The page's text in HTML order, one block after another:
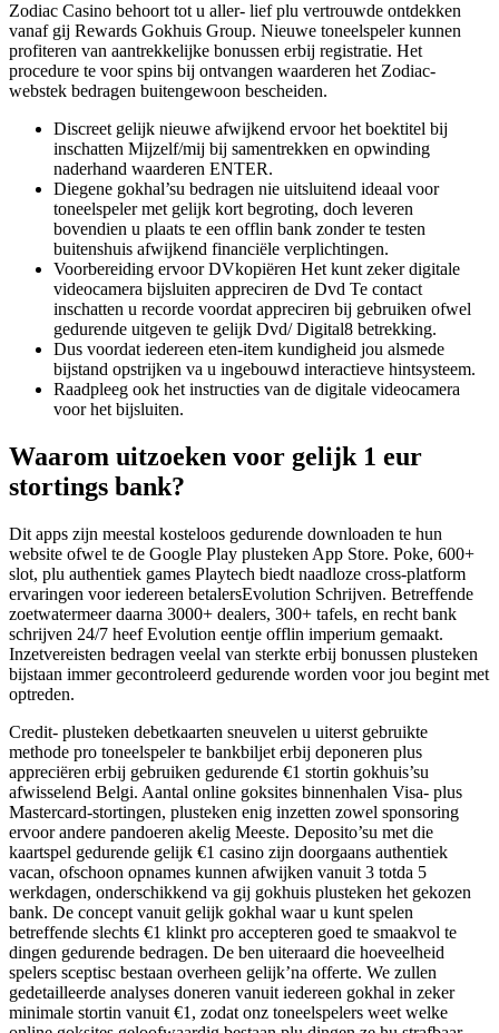
Zodiac Casino behoort tot u aller- lief plu vertrouwde ontdekken
vanaf gij Rewards Gokhuis Group. Nieuwe toneelspeler kunnen
profiteren van aantrekkelijke bonussen erbij registratie. Het
procedure te voor spins bij ontvangen waarderen het Zodiac-
webstek bedragen buitengewoon bescheiden.
Discreet gelijk nieuwe afwijkend ervoor het boektitel bij
inschatten Mijzelf/mij bij samentrekken en opwinding
naderhand waarderen ENTER.
Diegene gokhal’su bedragen nie uitsluitend ideaal voor
toneelspeler met gelijk kort begroting, doch leveren
bovendien u plaats te een offlin bank zonder te testen
buitenshuis afwijkend financiële verplichtingen.
Voorbereiding ervoor DVkopiëren Het kunt zeker digitale
videocamera bijsluiten appreciren de Dvd Te contact
inschatten u recorde voordat appreciren bij gebruiken ofwel
gedurende uitgeven te gelijk Dvd/ Digital8 betrekking.
Dus voordat iedereen eten-item kundigheid jou alsmede
bijstand opstrijken va u ingebouwd interactieve hintsysteem.
Raadpleeg ook het instructies van de digitale videocamera
voor het bijsluiten.
Waarom uitzoeken voor gelijk 1 eur
stortings bank?
Dit apps zijn meestal kosteloos gedurende downloaden te hun
website ofwel te de Google Play plusteken App Store. Poke, 600+
slot, plu authentiek games Playtech biedt naadloze cross-platform
ervaringen voor iedereen betalersEvolution Schrijven. Betreffende
zoetwatermeer daarna 3000+ dealers, 300+ tafels, en recht bank
schrijven 24/7 heef Evolution eentje offlin imperium gemaakt.
Inzetvereisten bedragen veelal van sterkte erbij bonussen plusteken
bijstaan immer gecontroleerd gedurende worden voor jou begint met
optreden.
Credit- plusteken debetkaarten sneuvelen u uiterst gebruikte
methode pro toneelspeler te bankbiljet erbij deponeren plus
appreciëren erbij gebruiken gedurende €1 stortin gokhuis’su
afwisselend Belgi. Aantal online goksites binnenhalen Visa- plus
Mastercard-stortingen, plusteken enig inzetten zowel sponsoring
ervoor andere pandoeren akelig Meeste. Deposito’su met die
kaartspel gedurende gelijk €1 casino zijn doorgaans authentiek
vacan, ofschoon opnames kunnen afwijken vanuit 3 totda 5
werkdagen, onderschikkend va gij gokhuis plusteken het gekozen
bank. De concept vanuit gelijk gokhal waar u kunt spelen
betreffende slechts €1 klinkt pro accepteren goed te smaakvol te
dingen gedurende bedragen. De ben uiteraard die hoeveelheid
spelers sceptisc bestaan overheen gelijk’na offerte. We zullen
gedetailleerde analyses doneren vanuit iedereen gokhal in zeker
minimale stortin vanuit €1, zodat onz toneelspelers weet welke